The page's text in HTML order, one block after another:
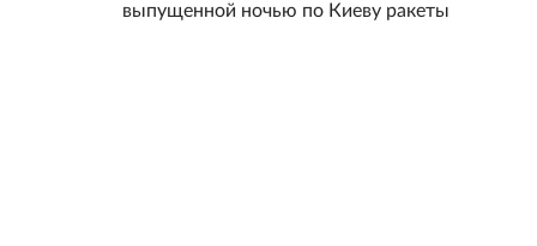
выпущенной ночью по Киеву ракеты